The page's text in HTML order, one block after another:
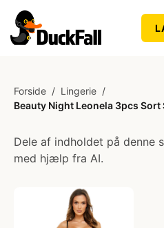
Forside / Lingerie /
Beauty Night Leonela 3pcs
Dele af indholdet på denne
med hjælp fra AI.